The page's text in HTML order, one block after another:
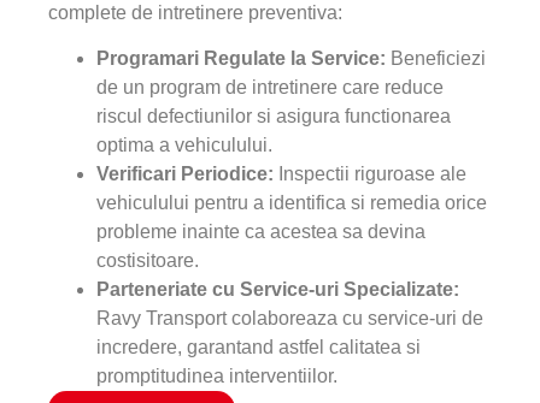
complete de intretinere preventiva:
Programari Regulate la Service: Beneficiezi
de un program de intretinere care reduce
riscul defectiunilor si asigura functionarea
optima a vehiculului.
Verificari Periodice: Inspectii riguroase ale
vehiculului pentru a identifica si remedia orice
probleme inainte ca acestea sa devina
costisitoare.
Parteneriate cu Service-uri Specializate:
Ravy Transport colaboreaza cu service-uri de
incredere, garantand astfel calitatea si
promptitudinea interventiilor.